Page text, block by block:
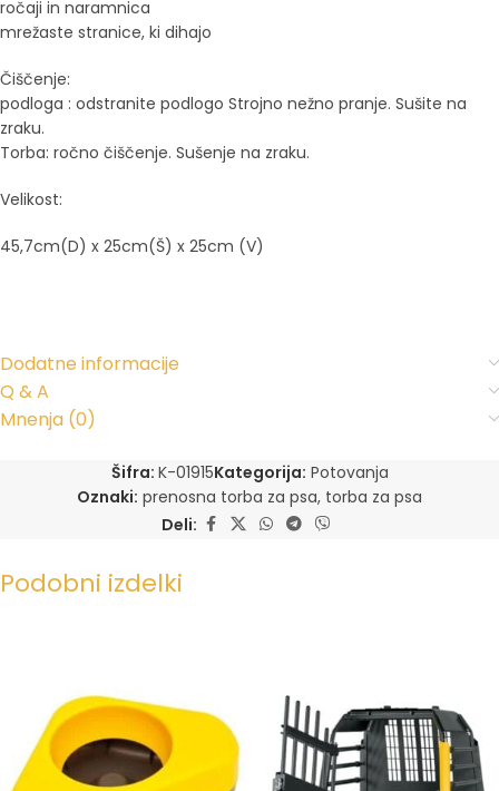
ročaji in naramnica
mrežaste stranice, ki dihajo
Čiščenje:
podloga : odstranite podlogo Strojno nežno pranje. Sušite na
zraku.
Torba: ročno čiščenje. Sušenje na zraku.
Velikost:
45,7cm(D) x 25cm(Š) x 25cm (V)
Dodatne informacije
Q & A
Mnenja (0)
Šifra: K-01915Kategorija: Potovanja
Oznaki: prenosna torba za psa, torba za psa
Deli:
Podobni izdelki